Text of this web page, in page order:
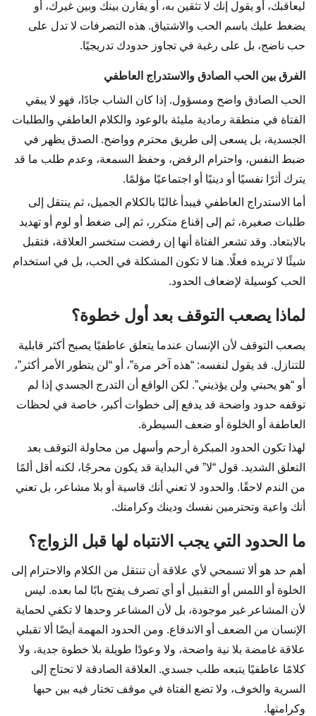
ليعاقبك، أو يقول إنك لا تثقين به، أو يقارن بينك وبين غيرك، أو
يضغط عليك باسم الحب والاشتياق. هذه التصرفات لا تدل على
حب ناضج، بل على رغبة في تجاوز حدودك تدريجيًا.
الفرق بين الحب الصادق والاستدراج العاطفي
الحب الصادق واضح ومسؤول. إذا كان الشاب جادًا، فهو لا يبقي
الفتاة في منطقة رمادية مليئة بالوعود والكلام العاطفي والطلبات
الجسدية، بل يسعى إلى طريق محترم وواضح. الصدق يظهر في
ضبط النفس، واحترام الرفض، وحفظ السمعة، وعدم طلب ما قد
يترك أثرًا نفسيًا أو دينيًا أو اجتماعيًا مؤلمًا.
أما الاستدراج العاطفي فيبدأ غالبًا بالكلام الجميل، ثم ينتقل إلى
طلبات صغيرة، ثم إلى إقناع متكرر، ثم إلى ضغط أو لوم أو تهديد
بالابتعاد. وقد تشعر الفتاة أنها إن رفضت ستخسر العلاقة، فتقبل
شيئًا لا تريده فعلًا. هنا لا تكون المشكلة في الحب، بل في استخدام
الحب كوسيلة لإضعاف الحدود.
لماذا يصعب التوقف بعد أول خطوة؟
يصعب التوقف لأن الإنسان عندما يتعلق عاطفيًا يصبح أكثر قابلية
للتنازل. قد يقول لنفسه: “هذه آخر مرة”، أو “لن يتطور الأمر أكثر”،
أو “هو يحبني ولن يؤذيني”. لكن الواقع أن التدرج الجسدي إذا لم
توقفه حدود واضحة قد يدفع إلى خطوات أكبر، خاصة في لحظات
العاطفة أو الخلوة أو ضعف السيطرة.
لهذا تكون الحدود المبكرة أرحم وأسهل من محاولة التوقف بعد
التعلق الشديد. قول “لا” في البداية قد يكون محرجًا، لكنه أقل ألمًا
من الندم لاحقًا. والحدود لا تعني أنك قاسية أو بلا مشاعر، بل تعني
أنك واعية وتحترمين نفسك ودينك وكرامتك.
ما الحدود التي يجب الانتباه لها قبل الزواج؟
أهم حد هو ألا تسمحي لأي علاقة أن تنتقل من الكلام والاحترام إلى
الخلوة أو اللمس أو التقبيل أو أي تصرف يفتح بابًا لما بعده. ليس
لأن المشاعر غير موجودة، بل لأن المشاعر وحدها لا تكفي لحماية
الإنسان من الضعف أو الاندفاع. ومن الحدود المهمة أيضًا ألا تقبلي
علاقة غامضة بلا نية واضحة، ولا وعودًا طويلة بلا خطوة جدية، ولا
كلامًا عاطفيًا يتبعه طلب جسدي. العلاقة الصادقة لا تحتاج إلى
السرية والخوف، ولا تضع الفتاة في موقف تختار فيه بين حبها
وكرامتها.